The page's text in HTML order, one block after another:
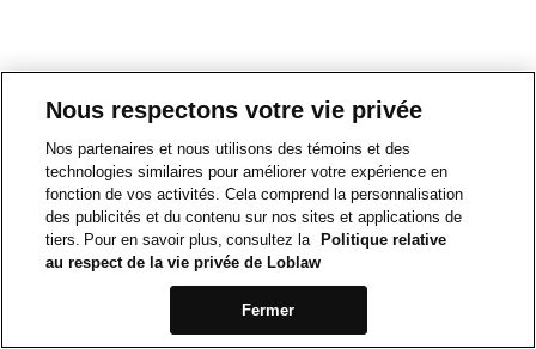
Nous respectons votre vie privée
Nos partenaires et nous utilisons des témoins et des
technologies similaires pour améliorer votre expérience en
fonction de vos activités. Cela comprend la personnalisation
des publicités et du contenu sur nos sites et applications de
tiers. Pour en savoir plus, consultez la
Politique relative
au respect de la vie privée de Loblaw
Fermer